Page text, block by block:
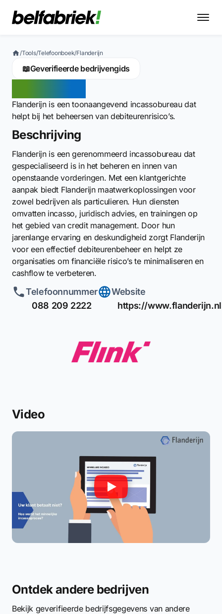
/Tools/Telefoonboek/Flanderijn
📖Geverifieerde bedrijvengids
Flanderijn is een toonaangevend incassobureau dat
helpt bij het beheersen van debiteurenrisico’s.
Beschrijving
Flanderijn is een gerenommeerd incassobureau dat
gespecialiseerd is in het beheren en innen van
openstaande vorderingen. Met een klantgerichte
aanpak biedt Flanderijn maatwerkoplossingen voor
zowel bedrijven als particulieren. Hun diensten
omvatten incasso, juridisch advies, en trainingen op
het gebied van credit management. Door hun
jarenlange ervaring en deskundigheid zorgt Flanderijn
voor een effectief debiteurenbeheer en helpt ze
organisaties om financiële risico’s te minimaliseren en
cashflow te verbeteren.
Telefoonnummer
088 209 2222
Website
https://www.flanderijn.nl
Video
Ontdek andere bedrijven
Bekijk geverifieerde bedrijfsgegevens van andere